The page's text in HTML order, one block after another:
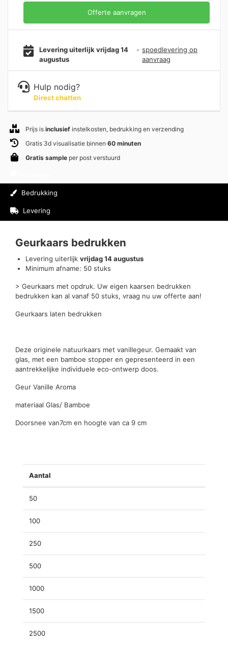
Offerte aanvragen
Levering uiterlijk vrijdag 14
augustus
- spoedlevering op
aanvraag
Hulp nodig?
Direct chatten
Prijs is inclusief instelkosten, bedrukking en verzending
Gratis 3d visualisatie binnen 60 minuten
Gratis sample per post verstuurd
Bedrukking
Levering
Geurkaars bedrukken
Levering uiterlijk vrijdag 14 augustus
Minimum afname: 50 stuks
> Geurkaars met opdruk. Uw eigen kaarsen bedrukken
bedrukken kan al vanaf 50 stuks, vraag nu uw offerte aan!
Geurkaars laten bedrukken
Deze originele natuurkaars met vanillegeur. Gemaakt van
glas, met een bamboe stopper en gepresenteerd in een
aantrekkelijke individuele eco-ontwerp doos.
Geur Vanille Aroma
materiaal Glas/ Bamboe
Doorsnee van7cm en hoogte van ca 9 cm
Aantal
50
100
250
500
1000
1500
2500